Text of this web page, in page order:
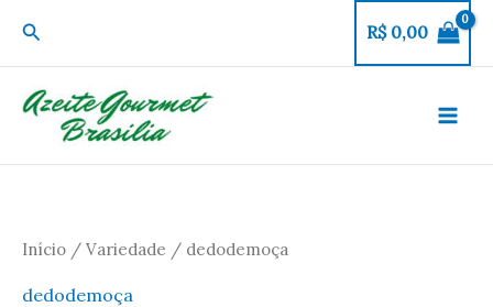
para
o
conteúdo
Pesquisar R$0,00
Início / Variedade / dedodemoça
dedodemoça